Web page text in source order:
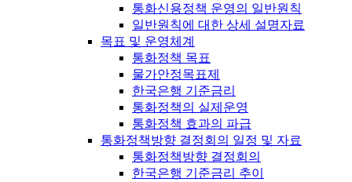
통화신용정책 운영의 일반원칙
일반원칙에 대한 상세 설명자료
목표 및 운영체계
통화정책 목표
물가안정목표제
한국은행 기준금리
통화정책의 실제운영
통화정책 효과의 파급
통화정책방향 결정회의 일정 및 자료
통화정책방향 결정회의
한국은행 기준금리 추이